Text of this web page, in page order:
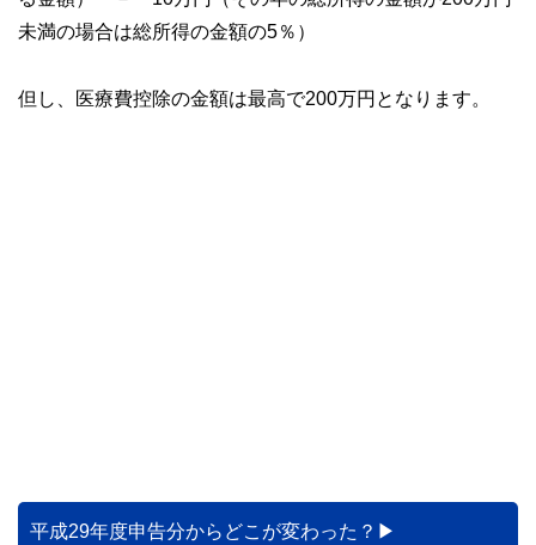
未満の場合は総所得の金額の5％）
但し、医療費控除の金額は最高で200万円となります。
平成29年度申告分からどこが変わった？